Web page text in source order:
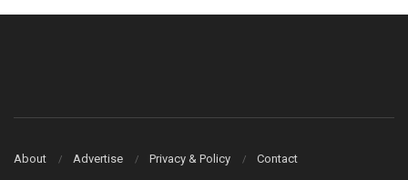
About Advertise Privacy & Policy Contact